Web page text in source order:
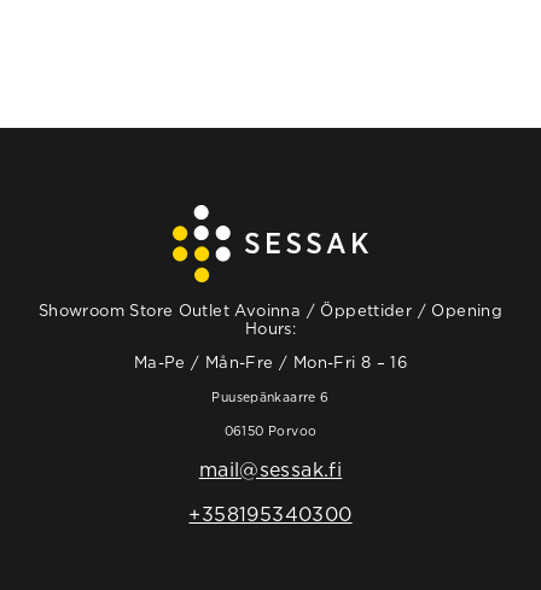
Showroom Store Outlet Avoinna / Öppettider / Opening
Hours:
Ma-Pe / Mån-Fre / Mon-Fri 8 – 16
Puusepänkaarre 6
06150 Porvoo
mail@sessak.fi
+358195340300